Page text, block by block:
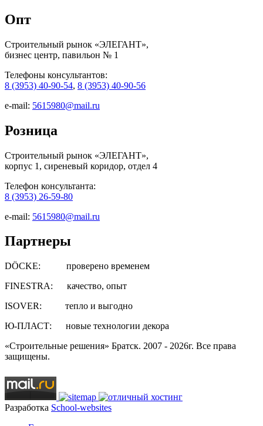
Опт
Строительный рынок «ЭЛЕГАНТ»,
бизнес центр, павильон № 1
Телефоны консультантов:
8 (3953) 40-90-54, 8 (3953) 40-90-56
e-mail: 5615980@mail.ru
Розница
Строительный рынок «ЭЛЕГАНТ»,
корпус 1, сиреневый коридор, отдел 4
Телефон консультанта:
8 (3953) 26-59-80
e-mail: 5615980@mail.ru
Партнеры
DÖCKE: проверено временем
FINESTRA: качество, опыт
ISOVER: тепло и выгодно
Ю-ПЛАСТ: новые технологии декора
«Строительные решения» Братск. 2007 - 2026г. Все права
защищены.
Разработка School-websites